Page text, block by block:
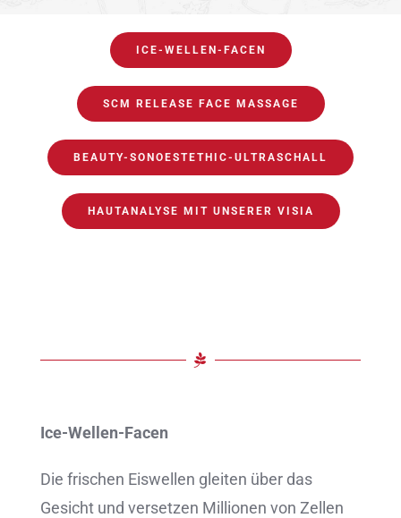
ICE-WELLEN-FACEN
SCM RELEASE FACE MASSAGE
BEAUTY-SONOESTETHIC-ULTRASCHALL
HAUTANALYSE MIT UNSERER VISIA
Ice-Wellen-Facen
Die frischen Eiswellen gleiten über das
Gesicht und versetzen Millionen von Zellen